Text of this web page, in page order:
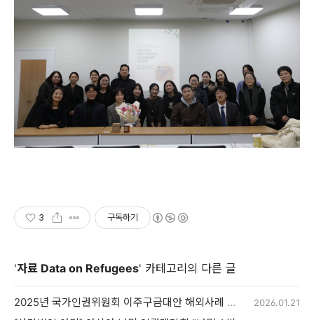
3 구독하기
'자료 Data on Refugees' 카테고리의 다른 글
2025년 국가인권위원회 이주구금대안 해외사례 모니터링 결과보고서 2026.01.21